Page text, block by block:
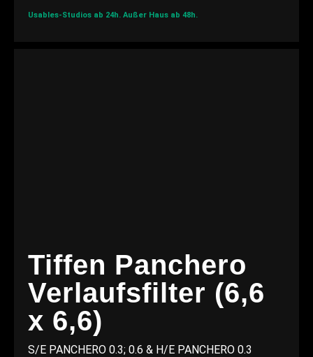
Usables-Studios ab 24h. Außer Haus ab 48h.
Tiffen Panchero
Verlaufsfilter (6,6
x 6,6)
S/E PANCHERO 0.3; 0.6 & H/E PANCHERO 0.3